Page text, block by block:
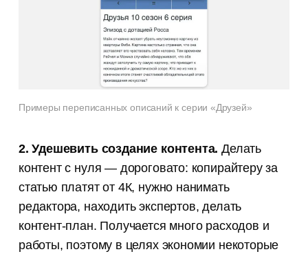
Примеры переписанных описаний к серии «Друзей»
2. Удешевить создание контента.Делать
контент с нуля — дороговато: копирайтеру за
статью платят от 4К, нужно нанимать
редактора, находить экспертов, делать
контент-план. Получается много расходов и
работы, поэтому в целях экономии некоторые